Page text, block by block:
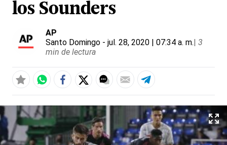
los Sounders
AP
Santo Domingo - jul. 28, 2020 | 07:34 a. m.| 3
min de lectura